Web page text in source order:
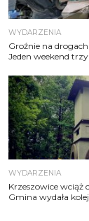
WYDARZENIA
Groźnie na
Jeden weekend
WYDARZENIA
Krzeszowice wciąż
Gmina wydała